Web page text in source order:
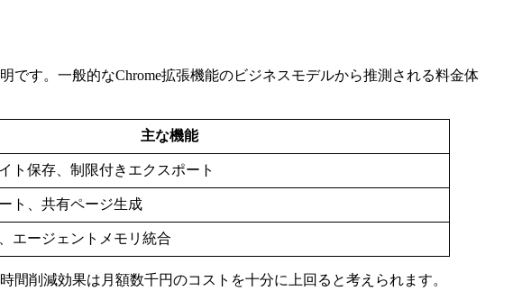
です。一般的なChrome拡張機能のビジネスモデルから推測される料金体
主な機能
ト保存、制限付きエクスポート
ト、共有ページ生成
エージェントメモリ統合
削減効果は月額数千円のコストを十分に上回ると考えられます。